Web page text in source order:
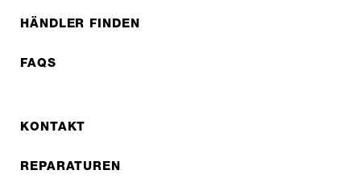
HÄNDLER FINDEN
FAQS
KONTAKT
REPARATUREN